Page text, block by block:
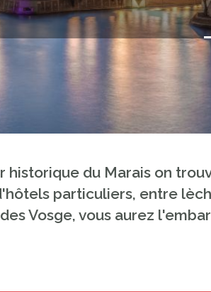
historique du Marais on
particuliers, entre
Vosge, vous aurez